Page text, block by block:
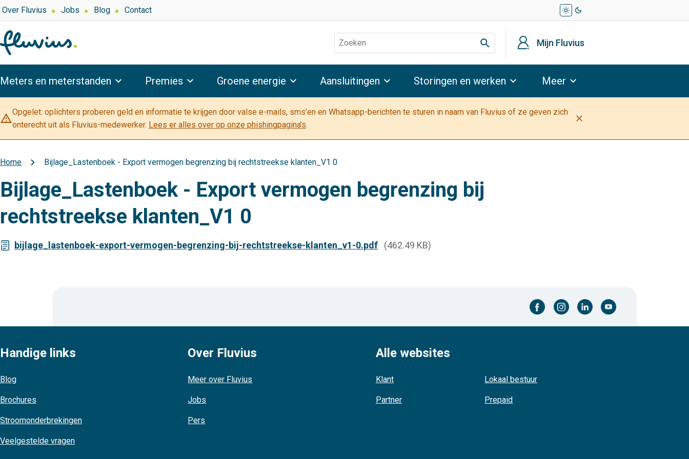
Overslaan
en
naar
de
inhoud
gaan
Top
navigation
Over Fluvius Jobs Blog Contact light_mode dark_mode
Zoeken profiel Mijn Fluvius
Meters en meterstanden Premies Groene energie Aansluitingen Storingen en werken Meer
warning_amber
Opgelet: oplichters proberen geld en informatie te krijgen door valse e-mails, sms’en en Whatsapp-berichten te sturen in naam van Fluvius of ze geven zich
onterecht uit als Fluvius-medewerker. Lees er alles over op onze phishingpagina’s.
close
Kruimelpad
Home Bijlage_Lastenboek - Export vermogen begrenzing bij rechtstreekse klanten_V1 0
Bijlage_Lastenboek - Export vermogen begrenzing bij
rechtstreekse klanten_V1 0
bijlage_lastenboek-export-vermogen-begrenzing-bij-rechtstreekse-klanten_v1-0.pdf (462.49 KB)
facebook-cirkel instagram-cirkel linkedin-cirkel youtube-cirkel
Handige links
Blog
Brochures
Stroomonderbrekingen
Veelgestelde vragen
Over Fluvius
Meer over Fluvius
Jobs
Pers
Alle websites
Klant
Partner
Lokaal bestuur
Prepaid